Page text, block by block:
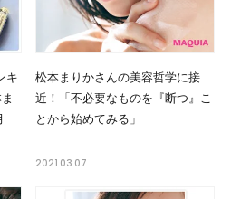
キ
松本まりかさんの美容哲学に接
近！「不必要なものを『断つ』こ
とから始めてみる」
2021.03.07